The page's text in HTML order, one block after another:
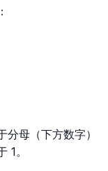
母（下方数字）
1。